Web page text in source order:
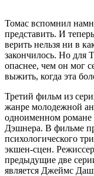
Томас вспомнил
представить. И
верить нельзя ни в
закончилось. Но для
опаснее, чем он мог
выжить, когда эта
Третий фильм из
жанре молодежной
одноименном романе
Дэшнера. В фильме
психологического
экшен-сцен.
предыдущие две
является Джеймс